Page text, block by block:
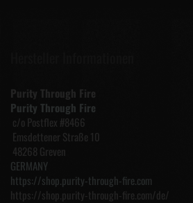
Purity Through Fire
Purity Through Fire
c/o Postflex #8466
Emsdettener Straße 10
48268 Greven
GERMANY
https://shop.purity-through-fire.com
https://shop.purity-through-fire.com/de/